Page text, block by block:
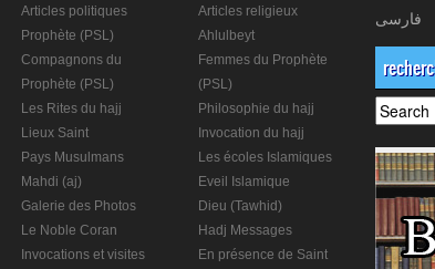
Articles politiques
Articles religieux
Prophète (PSL)
Ahlulbeyt
Compagnons du
Prophète (PSL)
Femmes du Prophète
(PSL)
Les Rites du hajj
Philosophie du hajj
Lieux Saint
Invocation du hajj
Pays Musulmans
Les écoles Islamiques
Mahdi (aj)
Eveil Islamique
Galerie des Photos
Dieu (Tawhid)
Le Noble Coran
Hadj Messages
Invocations et visites
En présence de Saint
فارسی